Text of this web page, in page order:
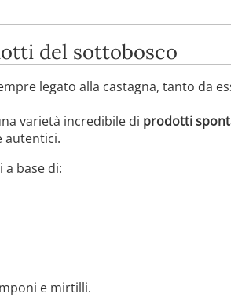
del sottobosco
legato alla castagna, tanto da
varietà incredibile di prodotti
autentici.
base di:
e mirtilli.